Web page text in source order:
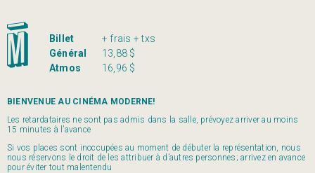
Billet
+ frais + txs
Général
13,88 $
Atmos
16,96 $
BIENVENUE AU CINÉMA MODERNE!
Les retardataires ne sont pas admis dans la salle, prévoyez arriver au moins
15 minutes à l’avance
Si vos places sont inoccupées au moment de débuter la représentation, nous
nous réservons le droit de les attribuer à d’autres personnes; arrivez en avance
pour éviter tout malentendu